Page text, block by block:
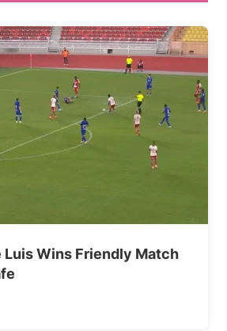
Luis Wins Friendly Match